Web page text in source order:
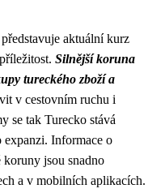
aktuální kurz
Silnější koruna
tureckého zboží a
v cestovním ruchu i
se tak Turecko stává
expanzi. Informace o
koruny jsou snadno
a v mobilních aplikacích.